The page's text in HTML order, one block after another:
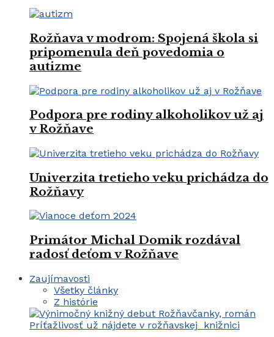
Rožňava v modrom: Spojená škola si
pripomenula deň povedomia o
autizme
Podpora pre rodiny alkoholikov už aj
v Rožňave
Univerzita tretieho veku prichádza do
Rožňavy
Primátor Michal Domik rozdával
radosť deťom v Rožňave
Zaujímavosti
Všetky články
Z histórie